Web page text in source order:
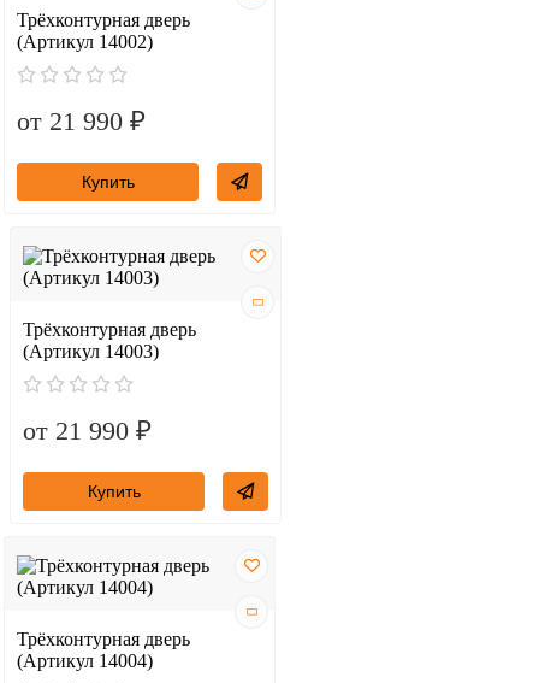
Трёхконтурная дверь
(Артикул 14002)
от 21 990 ₽
Купить
Трёхконтурная дверь
(Артикул 14003)
от 21 990 ₽
Купить
Трёхконтурная дверь
(Артикул 14004)